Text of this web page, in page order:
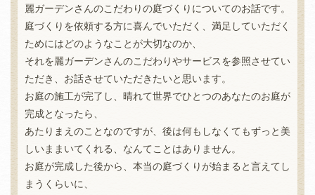
麗ガーデンさんのこだわりの庭づくりについてのお話です。
庭づくりを依頼する方に喜んでいただく、満足していただく
ためにはどのようなことが大切なのか、
それを麗ガーデンさんのこだわりやサービスを参照させてい
ただき、お話させていただきたいと思います。
お庭の施工が完了し、晴れて世界でひとつのあなたのお庭が
完成となったら、
あたりまえのことなのですが、後は何もしなくてもずっと美
しいままいてくれる、なんてことはありません。
お庭が完成した後から、本当の庭づくりが始まると言えてし
まうくらいに、